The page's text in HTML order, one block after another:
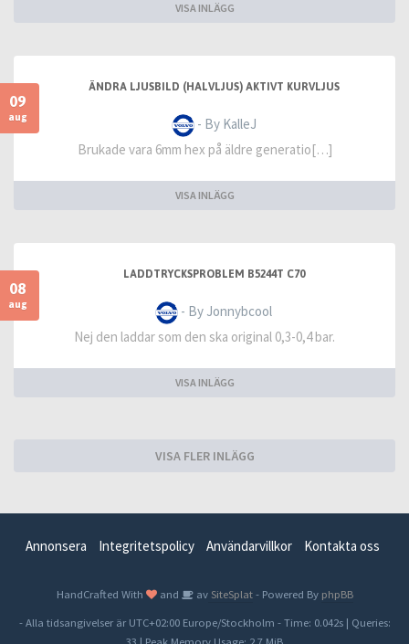
VISA INLÄGG
09
aug
ÄNDRA LJUSBILD (HALVLJUS) AKTIVT KURVLJUS
- By KalleJ
Brukade vara 6mm hex på äldre generatio[…]
VISA INLÄGG
08
aug
LADDTRYCKSPROBLEM B5244T C70
- By Jonnybcool
Nej den laddar som den ska original 0,3-0,4 bar.
VISA INLÄGG
VISA FLER INLÄGG
Annonsera Integritetspolicy Användarvillkor Kontakta oss
HandCrafted With and avSiteSplat- Powered By phpBB
- Alla tidsangivelser är UTC+02:00 Europe/Stockholm - Time: 0.042s| Queries: